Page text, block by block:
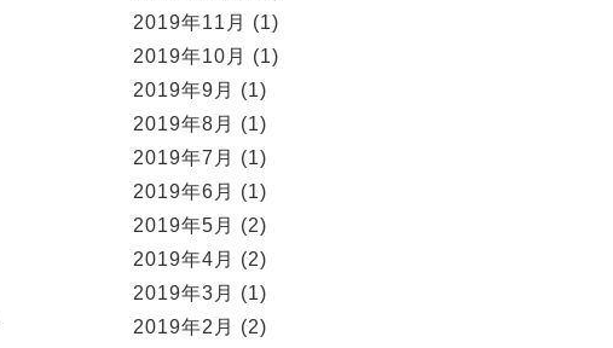
2019年11月
(1)
2019年10月
(1)
2019年9月
(1)
2019年8月
(1)
2019年7月
(1)
2019年6月
(1)
2019年5月
(2)
2019年4月
(2)
2019年3月
(1)
2019年2月
(2)